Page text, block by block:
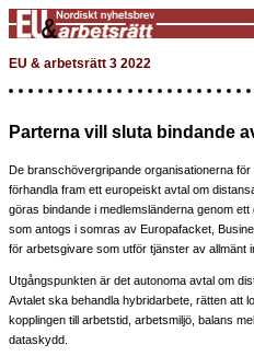
EU & arbetsrätt 3 2022
Parterna vill sluta bindande
De branschövergripande organisationerna
förhandla fram ett europeiskt avtal om
göras bindande i medlemsländerna genom
som antogs i somras av Europafacket,
för arbetsgivare som utför tjänster av allmänt
Utgångspunkten är det autonoma avtal om
Avtalet ska behandla hybridarbete, rätten att
kopplingen till arbetstid, arbetsmiljö, balans
dataskydd.